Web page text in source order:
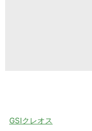
GSIクレオス